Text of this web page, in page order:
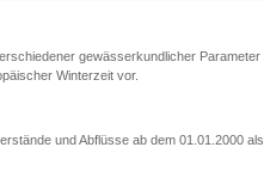
gewässerkundlicher
Winterzeit vor.
und Abflüsse ab dem 01.01.2000 als